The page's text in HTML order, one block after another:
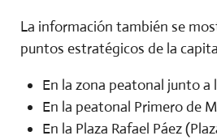
La información también se
puntos estratégicos de la
En la zona peatonal junto a
En la peatonal Primero de
En la Plaza Rafael Páez